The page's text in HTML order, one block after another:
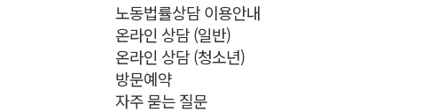
노동법률상담 이용안내
온라인 상담 (일반)
온라인 상담 (청소년)
방문예약
자주 묻는 질문